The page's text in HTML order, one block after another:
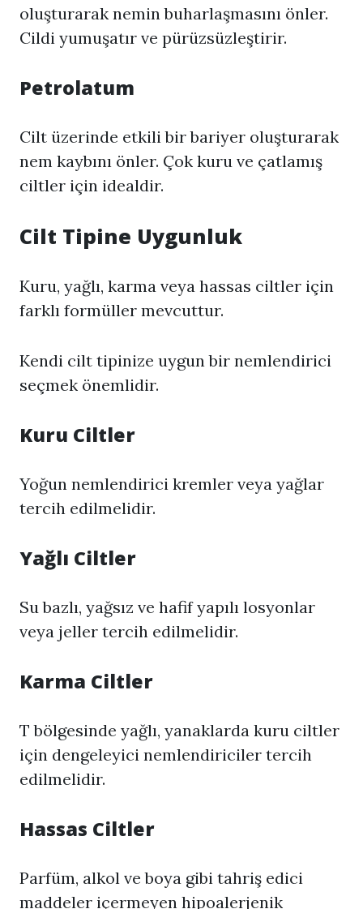
oluşturarak nemin buharlaşmasını önler.
Cildi yumuşatır ve pürüzsüzleştirir.
Petrolatum
Cilt üzerinde etkili bir bariyer oluşturarak
nem kaybını önler. Çok kuru ve çatlamış
ciltler için idealdir.
Cilt Tipine Uygunluk
Kuru, yağlı, karma veya hassas ciltler için
farklı formüller mevcuttur.
Kendi cilt tipinize uygun bir nemlendirici
seçmek önemlidir.
Kuru Ciltler
Yoğun nemlendirici kremler veya yağlar
tercih edilmelidir.
Yağlı Ciltler
Su bazlı, yağsız ve hafif yapılı losyonlar
veya jeller tercih edilmelidir.
Karma Ciltler
T bölgesinde yağlı, yanaklarda kuru ciltler
için dengeleyici nemlendiriciler tercih
edilmelidir.
Hassas Ciltler
Parfüm, alkol ve boya gibi tahriş edici
maddeler içermeyen hipoalerjenik